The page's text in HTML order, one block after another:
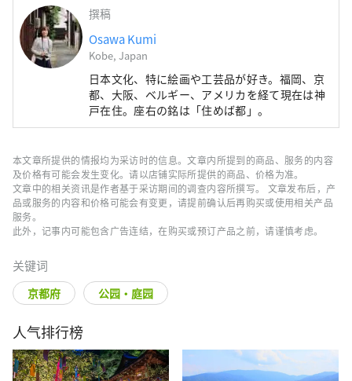
撰稿
Osawa Kumi
Kobe, Japan
日本文化、特に絵画や工芸品が好き。福岡、京
都、大阪、ベルギー、アメリカを経て現在は神
戸在住。座右の銘は「住めば都」。
本文章所提供的情报均为采访时的信息。文章内所提到的商品、服务的内容
及价格有可能会发生变化。请以店铺实际所提供的商品、价格为准。
文章中的相关资讯是作者基于采访期间的调查内容所撰写。 文章发布后，产
品或服务的内容和价格可能会有变更，请提前确认后再购买或使用相关产品
服务。
此外，记事内可能包含广告连结，在购买或预订产品之前，请谨慎考虑。
关键词
京都府 公园・庭园
人气排行榜